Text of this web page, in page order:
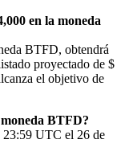
en la moneda
BTFD, obtendrá
proyectado de $
el objetivo de
BTFD?
23:59 UTC el 26 de